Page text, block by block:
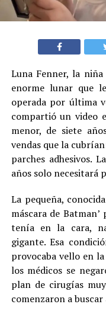
Luna Fenner, la
enorme lunar que
operada por última
compartió un video
menor, de siete
vendas que la
parches adhesivos.
años solo necesitará
La pequeña,
máscara de
tenía en la cara,
gigante. Esa
provocaba vello en la
los médicos se
plan de cirugías
comenzaron a